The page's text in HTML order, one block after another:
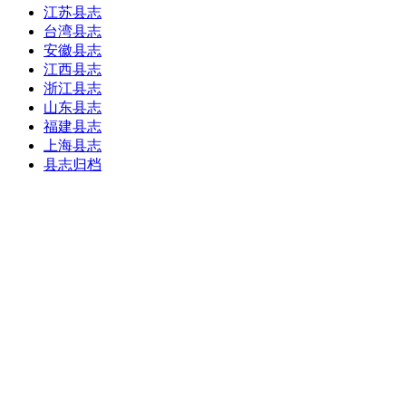
江苏县志
台湾县志
安徽县志
江西县志
浙江县志
山东县志
福建县志
上海县志
县志归档